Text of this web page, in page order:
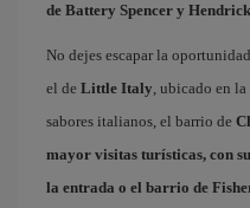
de Battery Spencer y
No dejes escapar la
el de Little Italy, ubicado en la
sabores italianos, el barrio de
mayor visitas turísticas, con
la entrada o el barrio de